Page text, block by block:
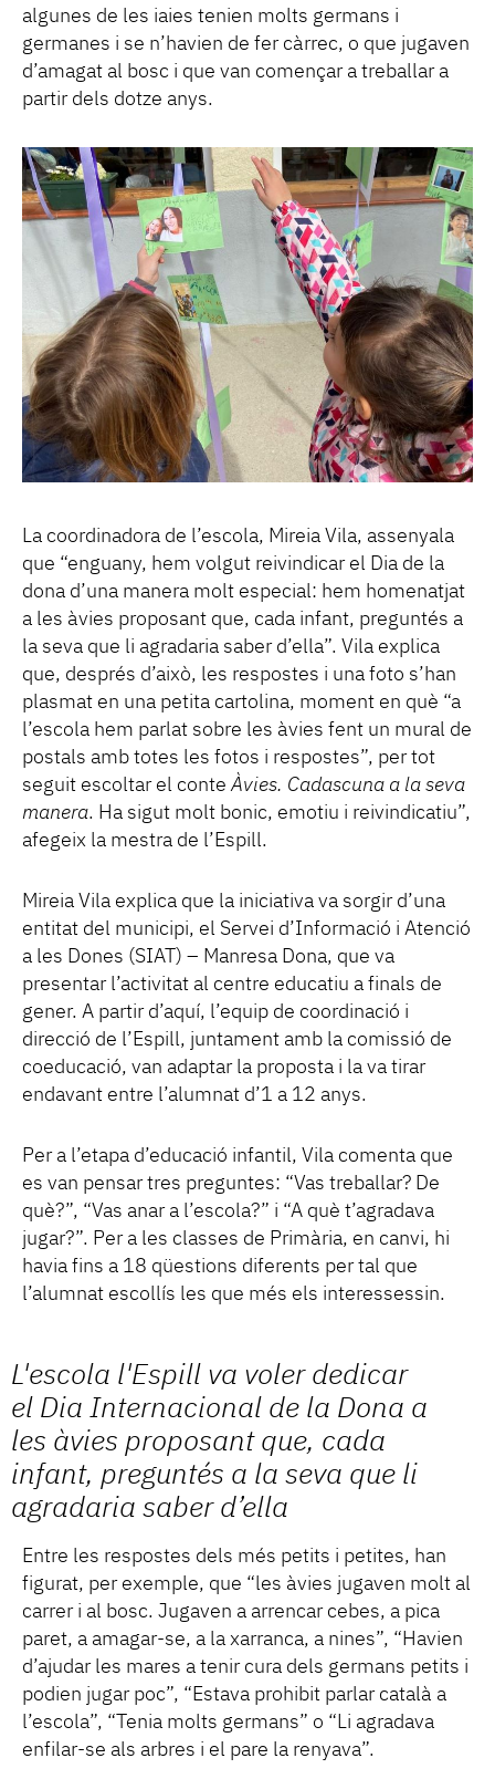
algunes de les iaies tenien molts germans i
germanes i se n’havien de fer càrrec, o que jugaven
d’amagat al bosc i que van començar a treballar a
partir dels dotze anys.
La coordinadora de l’escola, Mireia Vila, assenyala
que “enguany, hem volgut reivindicar el Dia de la
dona d’una manera molt especial: hem homenatjat
a les àvies proposant que, cada infant, preguntés a
la seva que li agradaria saber d’ella”. Vila explica
que, després d’això, les respostes i una foto s’han
plasmat en una petita cartolina, moment en què “a
l’escola hem parlat sobre les àvies fent un mural de
postals amb totes les fotos i respostes”, per tot
seguit escoltar el conteÀvies. Cadascuna a la seva
manera. Ha sigut molt bonic, emotiu i reivindicatiu”,
afegeix la mestra de l’Espill.
Mireia Vila explica que la iniciativa va sorgir d’una
entitat del municipi, el Servei d’Informació i Atenció
a les Dones (SIAT) – Manresa Dona, que va
presentar l’activitat al centre educatiu a finals de
gener. A partir d’aquí, l’equip de coordinació i
direcció de l’Espill, juntament amb la comissió de
coeducació, van adaptar la proposta i la va tirar
endavant entre l’alumnat d’1 a 12 anys.
Per a l’etapa d’educació infantil, Vila comenta que
es van pensar tres preguntes: “Vas treballar? De
què?”, “Vas anar a l’escola?” i “A què t’agradava
jugar?”. Per a les classes de Primària, en canvi, hi
havia fins a 18 qüestions diferents per tal que
l’alumnat escollís les que més els interessessin.
L'escola l'Espill va voler dedicar
el Dia Internacional de la Dona a
les àvies proposant que, cada
infant, preguntés a la seva que li
agradaria saber d’ella
Entre les respostes dels més petits i petites, han
figurat, per exemple, que “les àvies jugaven molt al
carrer i al bosc. Jugaven a arrencar cebes, a pica
paret, a amagar-se, a la xarranca, a nines”, “Havien
d’ajudar les mares a tenir cura dels germans petits i
podien jugar poc”, “Estava prohibit parlar català a
l’escola”, “Tenia molts germans” o “Li agradava
enfilar-se als arbres i el pare la renyava”.